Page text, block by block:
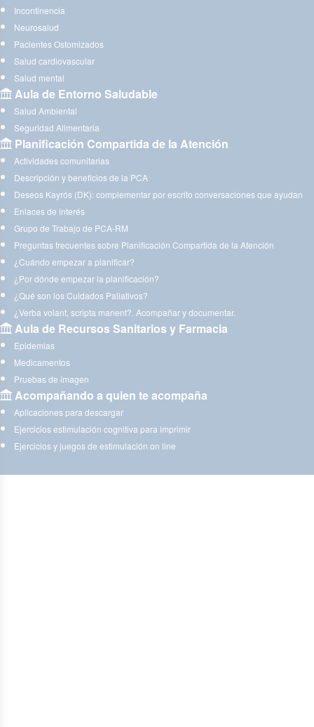
Incontinencia
Neurosalud
Pacientes Ostomizados
Salud cardiovascular
Salud mental
Aula de Entorno Saludable
Salud Ambiental
Seguridad Alimentaria
Planificación Compartida de la Atención
Actividades comunitarias
Descripción y beneficios de la PCA
Deseos Kayrós (DK): complementar por escrito conversaciones que ayudan
Enlaces de interés
Grupo de Trabajo de PCA-RM
Preguntas frecuentes sobre Planificación Compartida de la Atención
¿Cuándo empezar a planificar?
¿Por dónde empezar la planificación?
¿Qué son los Cuidados Paliativos?
¿Verba volant, scripta manent?. Acompañar y documentar.
Aula de Recursos Sanitarios y Farmacia
Epidemias
Medicamentos
Pruebas de imagen
Acompañando a quien te acompaña
Aplicaciones para descargar
Ejercicios estimulación cognitiva para imprimir
Ejercicios y juegos de estimulación on line